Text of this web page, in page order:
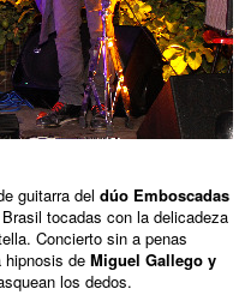
guitarra del dúo Emboscadas
tocadas con la delicadeza
Concierto sin a penas
hipnosis de Miguel Gallego y
los dedos.